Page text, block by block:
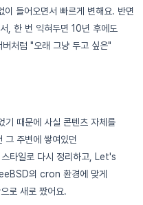
들어오면서 빠르게 변해요. 반면
, 한 번 익혀두면 10년 후에도
처럼 "오래 그냥 두고 싶은"
기 때문에 사실 콘텐츠 자체를
그 주변에 쌓여있던
타일로 다시 정리하고, Let's
의 cron 환경에 맞게
로 새로 짰어요.